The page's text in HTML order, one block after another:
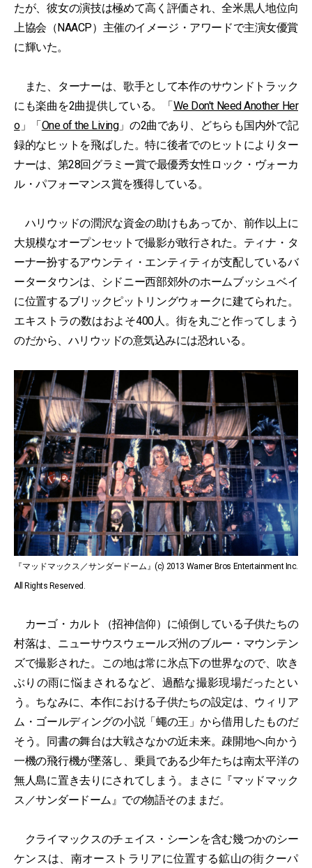
たが、彼女の演技は極めて高く評価され、全米黒人地位向
上協会（NAACP）主催のイメージ・アワードで主演女優賞
に輝いた。
また、ターナーは、歌手として本作のサウンドトラック
にも楽曲を2曲提供している。「We Don't Need Another Her
o」「One of the Living」の2曲であり、どちらも国内外で記
録的なヒットを飛ばした。特に後者でのヒットによりター
ナーは、第28回グラミー賞で最優秀女性ロック・ヴォーカ
ル・パフォーマンス賞を獲得している。
ハリウッドの潤沢な資金の助けもあってか、前作以上に
大規模なオープンセットで撮影が敢行された。ティナ・タ
ーナー扮するアウンティ・エンティティが支配しているバ
ータータウンは、シドニー西部郊外のホームブッシュベイ
に位置するブリックピットリングウォークに建てられた。
エキストラの数はおよそ400人。街を丸ごと作ってしまう
のだから、ハリウッドの意気込みには恐れいる。
『マッドマックス／サンダードーム』(c) 2013 Warner Bros Entertainment Inc.
All Rights Reserved.
カーゴ・カルト（招神信仰）に傾倒している子供たちの
村落は、ニューサウスウェールズ州のブルー・マウンテン
ズで撮影された。この地は常に氷点下の世界なので、吹き
ぶりの雨に悩まされるなど、過酷な撮影現場だったとい
う。ちなみに、本作における子供たちの設定は、ウィリア
ム・ゴールディングの小説「蠅の王」から借用したものだ
そう。同書の舞台は大戦さなかの近未来。疎開地へ向かう
一機の飛行機が墜落し、乗員である少年たちは南太平洋の
無人島に置き去りにされてしまう。まさに『マッドマック
ス／サンダードーム』での物語そのままだ。
クライマックスのチェイス・シーンを含む幾つかのシー
ケンスは、南オーストラリアに位置する鉱山の街クーパ